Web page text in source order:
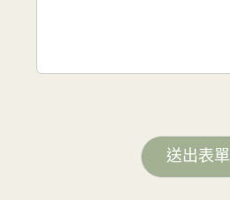
送出表單